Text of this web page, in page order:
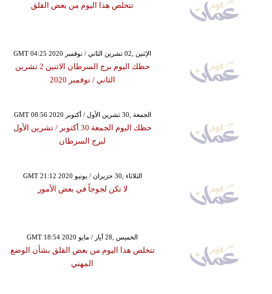
تتخلص هذا اليوم من بعض القلق
GMT 04:25 2020 الإثنين ,02 تشرين الثاني / نوفمبر
حظك اليوم برج السرطان الاثنين 2 تشرين
الثاني / نوفمبر 2020
GMT 08:56 2020 الجمعة ,30 تشرين الأول / أكتوبر
حظك اليوم الجمعة 30 أكتوبر / تشرين الأول
لبرج السرطان
GMT 21:12 2020 الثلاثاء ,30 حزيران / يونيو
لا تكن لجوجاً في بعض الأمور
GMT 18:54 2020 الخميس ,28 أيار / مايو
تتخلص هذا اليوم من بعض القلق بشأن الوضع
المهني